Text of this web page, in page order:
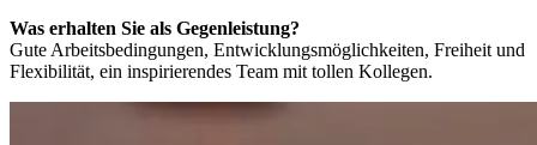
Was erhalten Sie als Gegenleistung?
Gute Arbeitsbedingungen, Entwicklungsmöglichkeiten, Freiheit und
Flexibilität, ein inspirierendes Team mit tollen Kollegen.